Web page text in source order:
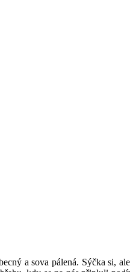
a sova pálená. Sýčka si,